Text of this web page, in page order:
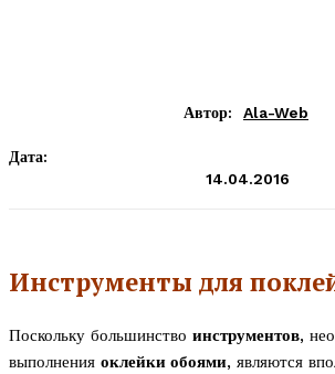
Автор: Ala-Web
Дата:
14.04.2016
Инструменты для
Поскольку большинство инструментов,
выполнения оклейки обоями, являются